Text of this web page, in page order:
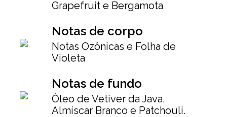
Grapefruit e Bergamota
Notas de corpo
Notas Ozônicas e Folha de
Violeta
Notas de fundo
Óleo de Vetiver da Java,
Almíscar Branco e Patchouli.